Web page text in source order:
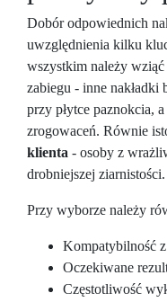
Dobór odpowiednich
uwzględnienia kilku
wszystkim należy
zabiegu - inne nakładki
przy płytce paznokcia,
zrogowaceń. Równie
klienta - osoby z
drobniejszej ziarnistości.
Przy wyborze należy
Kompatybilność
Oczekiwane
Częstotliwość